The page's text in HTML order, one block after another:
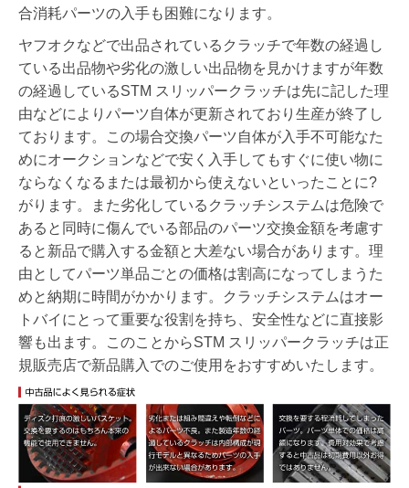
合消耗パーツの入手も困難になります。
ヤフオクなどで出品されているクラッチで年数の経過し
ている出品物や劣化の激しい出品物を見かけますが年数
の経過しているSTM スリッパークラッチは先に記した理
由などによりパーツ自体が更新されており生産が終了し
ております。この場合交換パーツ自体が入手不可能なた
めにオークションなどで安く入手してもすぐに使い物に
ならなくなるまたは最初から使えないといったことに?
がります。また劣化しているクラッチシステムは危険で
あると同時に傷んでいる部品のパーツ交換金額を考慮す
ると新品で購入する金額と大差ない場合があります。理
由としてパーツ単品ごとの価格は割高になってしまうた
めと納期に時間がかかります。クラッチシステムはオー
トバイにとって重要な役割を持ち、安全性などに直接影
響も出ます。このことからSTM スリッパークラッチは正
規販売店で新品購入でのご使用をおすすめいたします。